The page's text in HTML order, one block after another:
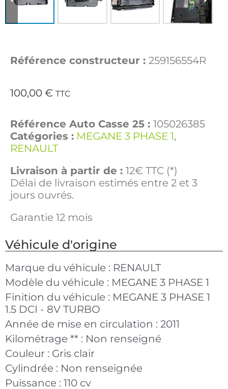
Référence constructeur : 259156554R
100,00 € TTC
Référence Auto Casse 25 : 105026385
Catégories : MEGANE 3 PHASE 1,
RENAULT
Livraison à partir de : 12€ TTC (*)
Délai de livraison estimés entre 2 et 3
jours ouvrés.
Garantie 12 mois
Véhicule d'origine
Marque du véhicule : RENAULT
Modèle du véhicule : MEGANE 3 PHASE 1
Finition du véhicule : MEGANE 3 PHASE 1
1.5 DCI - 8V TURBO
Année de mise en circulation : 2011
Kilométrage ** : Non renseigné
Couleur : Gris clair
Cylindrée : Non renseignée
Puissance : 110 cv